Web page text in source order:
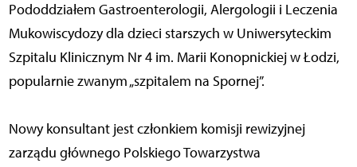
Pododdziałem Gastroenterologii, Alergologii i Leczenia
Mukowiscydozy dla dzieci starszych w Uniwersyteckim
Szpitalu Klinicznym Nr 4 im. Marii Konopnickiej w Łodzi,
popularnie zwanym „szpitalem na Spornej”.
Nowy konsultant jest członkiem komisji rewizyjnej
zarządu głównego Polskiego Towarzystwa